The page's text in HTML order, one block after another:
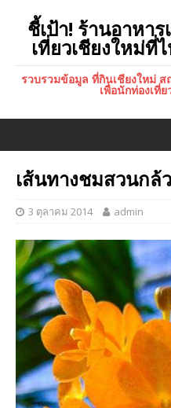
ชี้เป้า! ร้านอาหา
เที่ยวเชียงใหม่ที่
รวบรวมข้อมูล ที่กินเชียงใหม่ ส
เพื่อนักท่องเที่
เส้นทางชมสวนกล้
3 ตุลาคม 2014 admin